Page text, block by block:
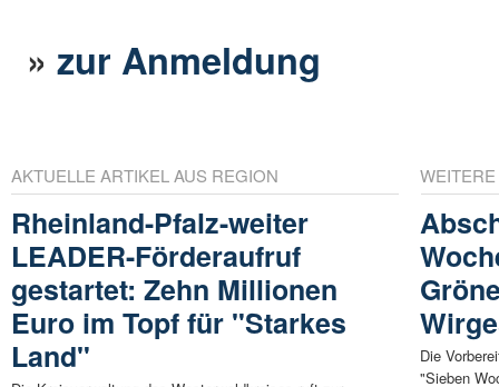
»zur Anmeldung
AKTUELLE ARTIKEL AUS REGION
Rheinland-Pfalz-weiter
LEADER-Förderaufruf
gestartet: Zehn Millionen
Euro im Topf für "Starkes
Land"
Die
"Sieben